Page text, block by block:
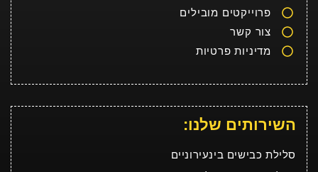
פרוייקטים מובילים
צור קשר
מדיניות פרטיות
השירותים שלנו:
סלילת כבישים בינעירוניים